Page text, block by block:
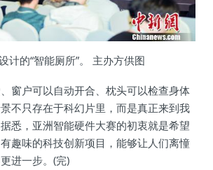
计的“智能厕所”。 主办方供图
窗户可以自动开合、枕头可以检查身体
不只存在于科幻片里，而是真正来到我
悉，亚洲智能硬件大赛的初衷就是希望
趣味的科技创新项目，能够让人们离憧
进一步。(完)